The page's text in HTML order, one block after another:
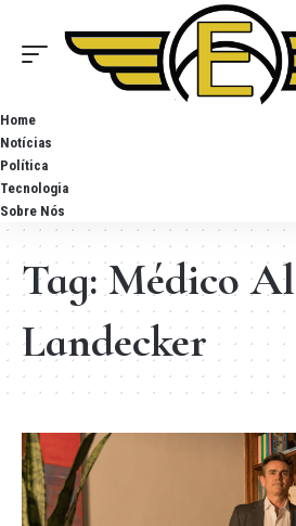
Home
Notícias
Política
Tecnologia
Sobre Nós
Tag:Médico
Landecker